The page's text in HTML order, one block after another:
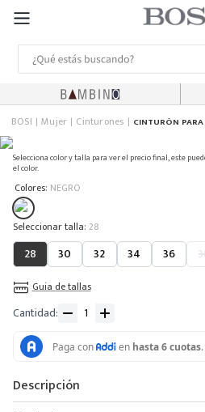
BOSI Mujer Cinturones CINTURÓN
Selecciona color y talla para ver el precio final, este
el color.
Colores: NEGRO
: 28
28 30 32 34 36
Guia de tallas
Cantidad
Descripción